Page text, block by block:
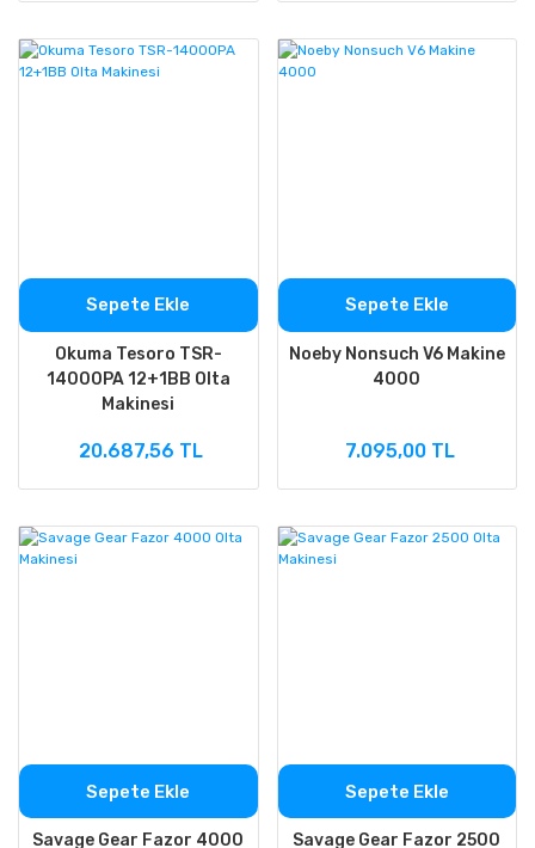
Sepete Ekle
Okuma Tesoro TSR-
14000PA 12+1BB Olta
Makinesi
20.687,56 TL
Sepete Ekle
Noeby Nonsuch V6 Makine
4000
7.095,00 TL
Sepete Ekle
Savage Gear Fazor 4000
Sepete Ekle
Savage Gear Fazor 2500